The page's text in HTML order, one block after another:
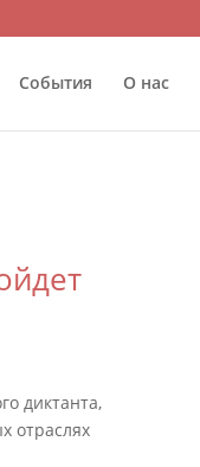
События О нас
диктанта,
отраслях